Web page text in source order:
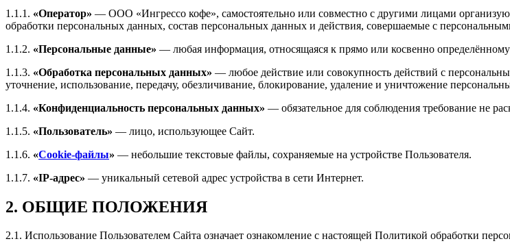
1.1.1. «Оператор» — ООО «Ингрессо кофе», самостоятельно или совместно с другими лицами
обработки персональных данных, состав персональных данных и действия, совершаемые с
1.1.2. «Персональные данные» — любая информация, относящаяся к прямо или косвенно
1.1.3. «Обработка персональных данных» — любое действие или совокупность действий с
уточнение, использование, передачу, обезличивание, блокирование, удаление и уничтожение
1.1.4. «Конфиденциальность персональных данных» — обязательное для соблюдения требование не
1.1.5. «Пользователь» — лицо, использующее Сайт.
1.1.6. «Cookie-файлы» — небольшие текстовые файлы, сохраняемые на устройстве Пользователя.
1.1.7. «IP-адрес» — уникальный сетевой адрес устройства в сети Интернет.
2. ОБЩИЕ ПОЛОЖЕНИЯ
2.1. Использование Пользователем Сайта означает ознакомление с настоящей Политикой обработки